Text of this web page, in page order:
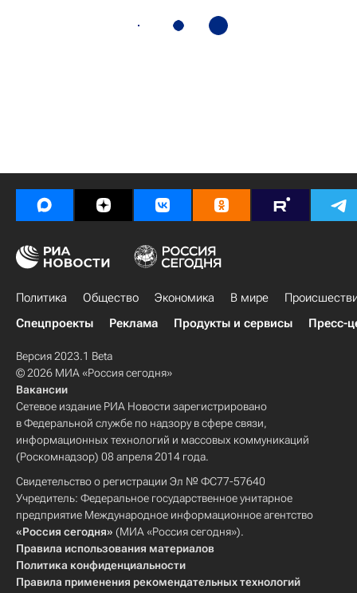
Политика Общество Экономика В мире
Спецпроекты
Реклама Продукты и сервисы Пресс-
Версия 2023.1 Beta
© 2026 МИА «Россия сегодня»
Вакансии
Сетевое издание РИА Новости зарегистрировано
в Федеральной службе по надзору в сфере связи,
информационных технологий и массовых коммуникаций
(Роскомнадзор) 08 апреля 2014 года.
Свидетельство о регистрации Эл № ФС77-57640
Учредитель: Федеральное государственное унитарное
предприятие Международное информационное агентство
«Россия сегодня» (МИА «Россия сегодня»).
Правила использования материалов
Политика конфиденциальности
Правила применения рекомендательных технологий